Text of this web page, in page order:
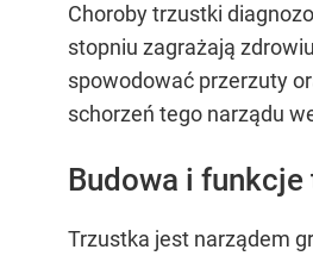
Choroby trzustki
stopniu zagrażają
spowodować przerzuty
schorzeń tego narządu
Budowa i
Trzustka jest narządem